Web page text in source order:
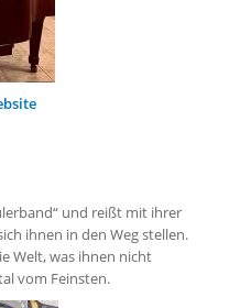
und reißt mit ihrer
ihnen in den Weg stellen.
Welt, was ihnen nicht
vom Feinsten.